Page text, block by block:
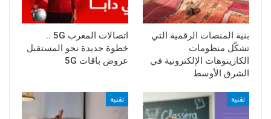
بنية المنصات الرقمية التي
تشكّل منظومات
الكازينوهات الإلكترونية في
الشرق الأوسط
اتصالات المغرب 5G ..
خطوة جديدة نحو المستقبل
عروض باقات 5G
تقنية تقنية